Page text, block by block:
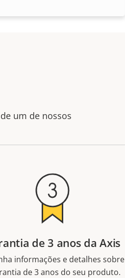
um de nossos
de 3 anos da Axis
informações e detalhes sobre
de 3 anos do seu produto.